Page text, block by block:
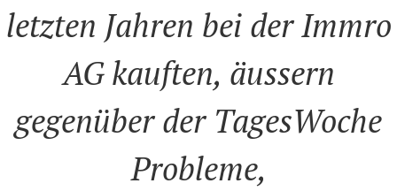
letzten Jahren bei der Immro
AG kauften, äussern
gegenüber der TagesWoche
Probleme,